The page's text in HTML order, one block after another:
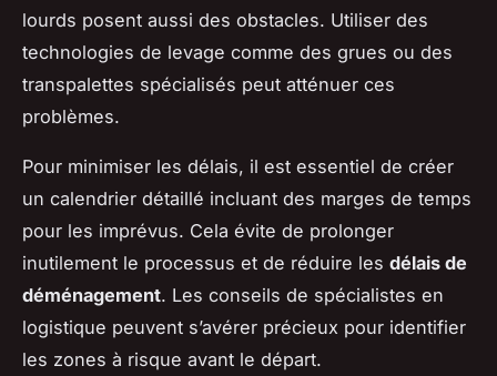
lourds posent aussi des obstacles. Utiliser des
technologies de levage comme des grues ou des
transpalettes spécialisés peut atténuer ces
problèmes.
Pour minimiser les délais, il est essentiel de créer
un calendrier détaillé incluant des marges de temps
pour les imprévus. Cela évite de prolonger
inutilement le processus et de réduire les délais de
déménagement. Les conseils de spécialistes en
logistique peuvent s’avérer précieux pour identifier
les zones à risque avant le départ.